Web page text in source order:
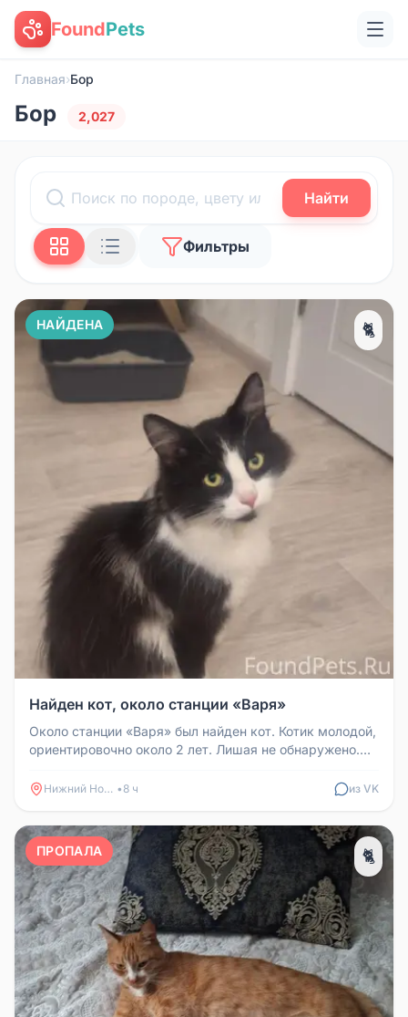
FoundPets
Главная›Бор
Бор 2,027
Найти
Фильтры
НАЙДЕНА 🐈
Найден кот, около станции «Варя»
Около станции «Варя» был найден кот. Котик молодой,
ориентировочно около 2 лет. Лишая не обнаружено.
Нижний Новгород • 8 ч из VK
ПРОПАЛА 🐈